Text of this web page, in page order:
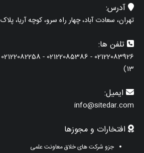
آدرس:
تهران، سعادت آباد، چهار راه سرو، کوچه آریا، پلاک 4، طبقه 4، واحد 7
تلفن ها:
13)
ایمیل:
info@sitedar.com
افتخارات و مجوزها
جزو شرکت های خلاق معاونت علمی